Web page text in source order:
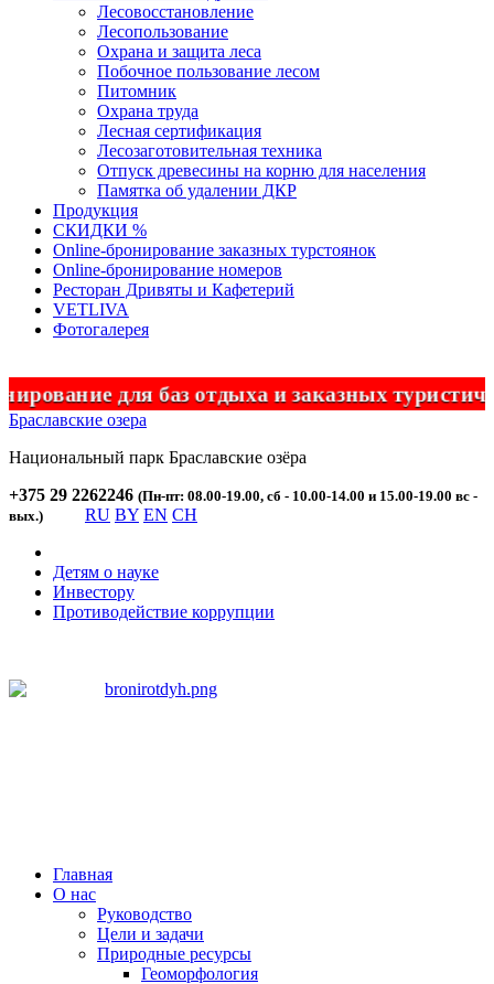
Лесовосстановление
Лесопользование
Охрана и защита леса
Побочное пользование лесом
Питомник
Охрана труда
Лесная сертификация
Лесозаготовительная техника
Отпуск древесины на корню для населения
Памятка об удалении ДКР
Продукция
СКИДКИ %
Оnline-бронирование заказных турстоянок
Оnline-бронирование номеров
Ресторан Дривяты и Кафетерий
VETLIVA
Фотогалерея
для баз отдыха и заказных
Браславские озера
Национальный парк Браславские озёра
+375 29 2262246 (Пн-пт: 08.00-19.00, сб - 10.00-14.00 и 15.00-19.00 вс -
вых.)
RU BY EN CH
Детям о науке
Инвестору
Противодействие коррупции
Главная
О нас
Руководство
Цели и задачи
Природные ресурсы
Геоморфология